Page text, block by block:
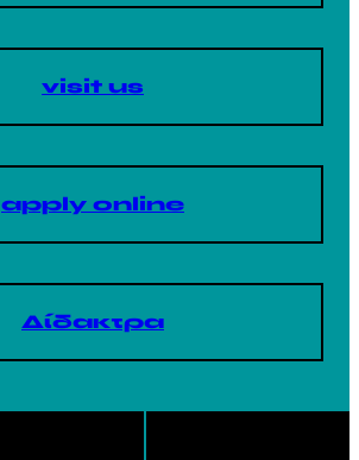
visit us
apply online
Δίδακτρα